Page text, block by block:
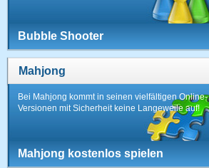
Bubble Shooter
Mahjong
Bei Mahjong kommt in seinen vielfältigen Online-
Versionen mit Sicherheit keine Langeweile auf!
Mahjong kostenlos spielen